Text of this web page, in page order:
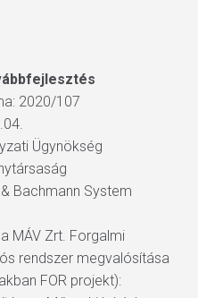
2020/107
Ügynökség
Bachmann System
MÁV Zrt. Forgalmi
rendszer megvalósítása
FOR projekt):